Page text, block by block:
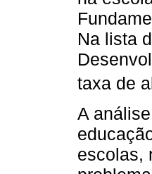
Na lista
taxa de
A
escolas,